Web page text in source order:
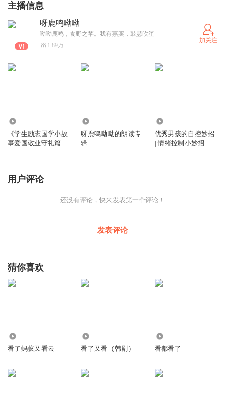
主播信息
呀鹿鸣呦呦
呦呦鹿鸣，食野之苹。我有嘉宾，鼓瑟吹笙
1.89万
加关注
《学生励志国学小故
事爱国敬业守礼篇》|
呀鹿鸣呦呦的朗读专
辑
优秀男孩的自控妙招
| 情绪控制小妙招
用户评论
还没有评论，快来发表第一个评论！
发表评论
猜你喜欢
看了蚂蚁又看云 看了又看（韩剧） 看都看了